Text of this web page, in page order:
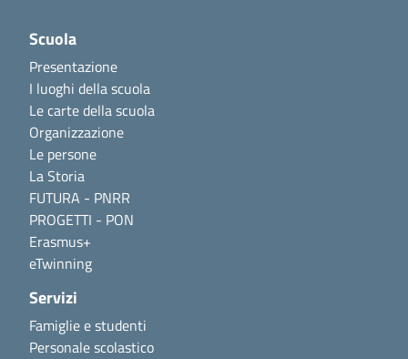
Scuola
Presentazione
I luoghi della scuola
Le carte della scuola
Organizzazione
Le persone
La Storia
FUTURA - PNRR
PROGETTI - PON
Erasmus+
eTwinning
Servizi
Famiglie e studenti
Personale scolastico